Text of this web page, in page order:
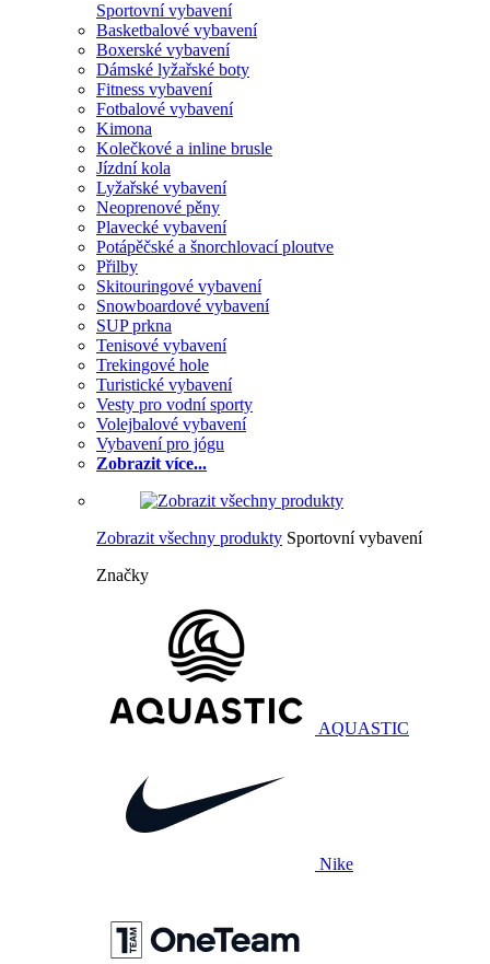
Sportovní vybavení
Basketbalové vybavení
Boxerské vybavení
Dámské lyžařské boty
Fitness vybavení
Fotbalové vybavení
Kimona
Kolečkové a inline brusle
Jízdní kola
Lyžařské vybavení
Neoprenové pěny
Plavecké vybavení
Potápěčské a šnorchlovací ploutve
Přilby
Skitouringové vybavení
Snowboardové vybavení
SUP prkna
Tenisové vybavení
Trekingové hole
Turistické vybavení
Vesty pro vodní sporty
Volejbalové vybavení
Vybavení pro jógu
Zobrazit více...
Zobrazit všechny produkty Sportovní vybavení
Značky
AQUASTIC
Nike